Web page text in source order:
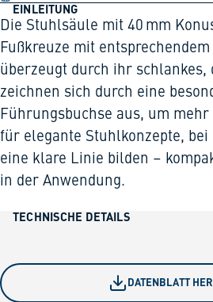
EINLEITUNG
Die Stuhlsäule mit 40 mm
Fußkreuze mit
überzeugt durch ihr schlankes,
zeichnen sich durch eine
Führungsbuchse aus, um
für elegante Stuhlkonzepte,
eine klare Linie bilden –
in der Anwendung.
TECHNISCHE DETAILS
DATENBLATT